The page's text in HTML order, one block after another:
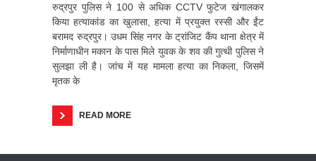
रुद्रपुर पुलिस ने 100 से अधिक CCTV फुटेज खंगालकर
किया हत्याकांड का खुलासा, हत्या में प्रयुक्त रस्सी और ईंट
बरामद रुद्रपुर। उधम सिंह नगर के ट्रांजिट कैंप थाना क्षेत्र में
निर्माणाधीन मकान के पास मिले युवक के शव की गुत्थी पुलिस ने
सुलझा ली है। जांच में यह मामला हत्या का निकला, जिसमें
मृतक के
READ MORE